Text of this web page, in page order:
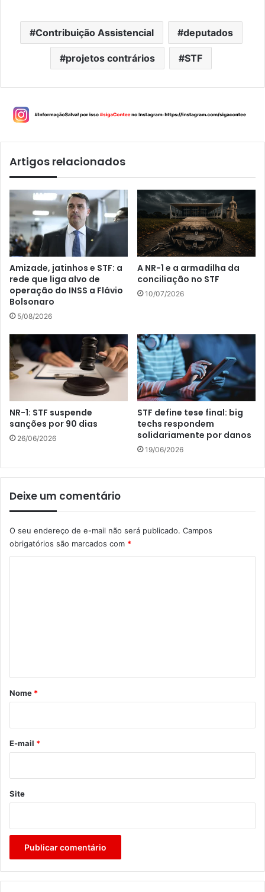
Contribuição Assistencial deputados
projetos contrários STF
Artigos relacionados
Amizade, jatinhos e STF: a
rede que liga alvo de
operação do INSS a Flávio
Bolsonaro
5/08/2026
A NR-1 e a armadilha da
conciliação no STF
10/07/2026
NR-1: STF suspende
sanções por 90 dias
26/06/2026
STF define tese final: big
techs respondem
solidariamente por danos
19/06/2026
Deixe um comentário
O seu endereço de e-mail não será publicado. Campos
obrigatórios são marcados com *
r
*
Nome *
E-mail *
Site